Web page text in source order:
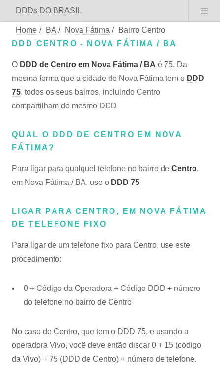
DDDs DO BRASIL
Home / BA / Nova Fátima /
Bairro Centro
DDD CENTRO - NOVA FÁTIMA / BA
O DDD de Centro em Nova Fátima / BA é 75. Da
mesma forma que a cidade de Nova Fátima tem o DDD
75, todos os seus bairros, incluindo Centro
compartilham do mesmo DDD
QUAL O DDD DE CENTRO EM NOVA
FÁTIMA?
Para ligar para qualquel telefone no bairro de Centro,
em Nova Fátima / BA, use o DDD 75
LIGAR PARA CENTRO, EM NOVA FÁTIMA
DE TELEFONE FIXO
Para ligar de um telefone fixo para Centro, use este
procedimento:
0 + Código da Operadora + Código DDD + número
do telefone no bairro de Centro
No caso de Centro, que tem o DDD 75, e usando a
operadora Vivo, você deve então discar 0 + 15 (código
da Vivo) + 75 (DDD de Centro) + número de telefone.